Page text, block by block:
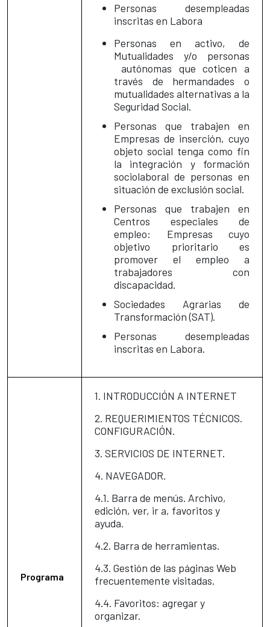
Personas desempleadas
inscritas en Labora
Personas en activo, de
Mutualidades y/o personas
autónomas que coticen a
través de hermandades o
mutualidades alternativas a la
Seguridad Social.
Personas que trabajen en
Empresas de inserción, cuyo
objeto social tenga como fin
la integración y formación
sociolaboral de personas en
situación de exclusión social.
Personas que trabajen en
Centros especiales de
empleo: Empresas cuyo
objetivo prioritario es
promover el empleo a
trabajadores con
discapacidad.
Sociedades Agrarias de
Transformación (SAT).
Personas desempleadas
inscritas en Labora.
Programa
1. INTRODUCCIÓN A INTERNET
2. REQUERIMIENTOS TÉCNICOS.
CONFIGURACIÓN.
3. SERVICIOS DE INTERNET.
4. NAVEGADOR.
4.1. Barra de menús. Archivo,
edición, ver, ir a, favoritos y
ayuda.
4.2. Barra de herramientas.
4.3. Gestión de las páginas Web
frecuentemente visitadas.
4.4. Favoritos: agregar y
organizar.